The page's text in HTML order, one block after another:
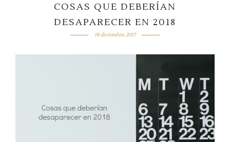
COSAS QUE DEBERÍAN
DESAPARECER EN 2018
18 diciembre, 2017